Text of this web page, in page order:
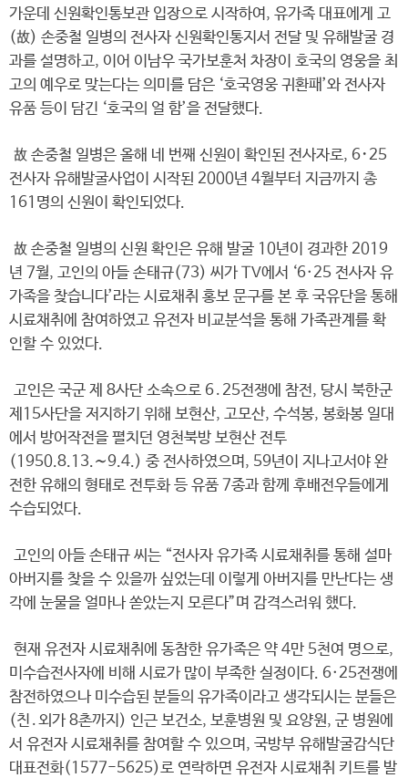
가운데 신원확인통보관 입장으로 시작하여, 유가족 대표에게 고
(故) 손중철 일병의 전사자 신원확인통지서 전달 및 유해발굴 경
과를 설명하고, 이어 이남우 국가보훈처 차장이 호국의 영웅을 최
고의 예우로 맞는다는 의미를 담은 ‘호국영웅 귀환패’와 전사자
유품 등이 담긴 ‘호국의 얼 함’을 전달했다.
故 손중철 일병은 올해 네 번째 신원이 확인된 전사자로, 6･25
전사자 유해발굴사업이 시작된 2000년 4월부터 지금까지 총
161명의 신원이 확인되었다.
故 손중철 일병의 신원 확인은 유해 발굴 10년이 경과한 2019
년 7월, 고인의 아들 손태규(73) 씨가 TV에서 ‘6·25 전사자 유
가족을 찾습니다’라는 시료채취 홍보 문구를 본 후 국유단을 통해
시료채취에 참여하였고 유전자 비교분석을 통해 가족관계를 확
인할 수 있었다.
고인은 국군 제 8사단 소속으로 6․25전쟁에 참전, 당시 북한군
제15사단을 저지하기 위해 보현산, 고모산, 수석봉, 봉화봉 일대
에서 방어작전을 펼치던 영천북방 보현산 전투
(1950.8.13.∼9.4.) 중 전사하였으며, 59년이 지나고서야 완
전한 유해의 형태로 전투화 등 유품 7종과 함께 후배전우들에게
수습되었다.
고인의 아들 손태규 씨는 “전사자 유가족 시료채취를 통해 설마
아버지를 찾을 수 있을까 싶었는데 이렇게 아버지를 만난다는 생
각에 눈물을 얼마나 쏟았는지 모른다”며 감격스러워 했다.
현재 유전자 시료채취에 동참한 유가족은 약 4만 5천여 명으로,
미수습전사자에 비해 시료가 많이 부족한 실정이다. 6·25전쟁에
참전하였으나 미수습된 분들의 유가족이라고 생각되시는 분들은
(친․외가 8촌까지) 인근 보건소, 보훈병원 및 요양원, 군 병원에
서 유전자 시료채취를 참여할 수 있으며, 국방부 유해발굴감식단
대표전화(1577-5625)로 연락하면 유전자 시료채취 키트를 발